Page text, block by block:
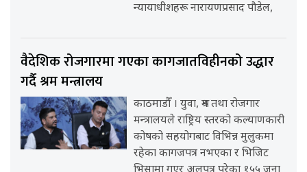
न्यायाधीशहरू नारायणप्रसाद पौडेल,
वैदेशिक रोजगारमा गएका कागजातविहीनको उद्धार
गर्दै श्रम मन्त्रालय
काठमाडौँ । युवा, श्रम तथा रोजगार
मन्त्रालयले राष्ट्रिय स्तरको कल्याणकारी
कोषको सहयोगबाट विभिन्न मुलुकमा
रहेका कागजपत्र नभएका र भिजिट